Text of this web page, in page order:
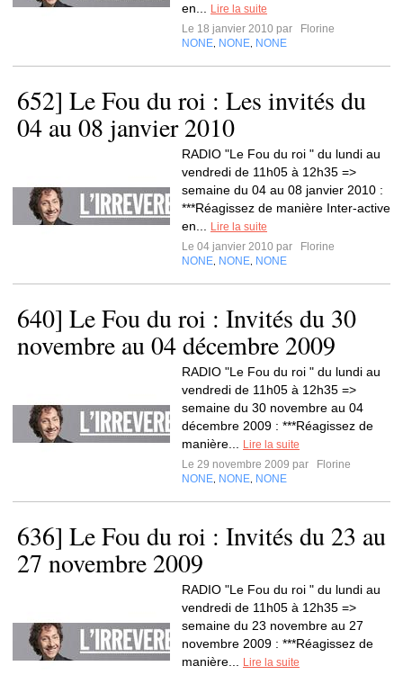
en...
Lire la suite
Le 18 janvier 2010 par
Florine
NONE NONE NONE
652] Le Fou du roi : Les invités du
04 au 08 janvier 2010
RADIO "Le Fou du roi " du lundi au
vendredi de 11h05 à 12h35 =>
semaine du 04 au 08 janvier 2010 :
***Réagissez de manière Inter-active
en...
Lire la suite
Le 04 janvier 2010 par
Florine
NONE NONE NONE
640] Le Fou du roi : Invités du 30
novembre au 04 décembre 2009
RADIO "Le Fou du roi " du lundi au
vendredi de 11h05 à 12h35 =>
semaine du 30 novembre au 04
décembre 2009 : ***Réagissez de
manière...
Lire la suite
Le 29 novembre 2009 par
Florine
NONE NONE NONE
636] Le Fou du roi : Invités du 23 au
27 novembre 2009
RADIO "Le Fou du roi " du lundi au
vendredi de 11h05 à 12h35 =>
semaine du 23 novembre au 27
novembre 2009 : ***Réagissez de
manière...
Lire la suite